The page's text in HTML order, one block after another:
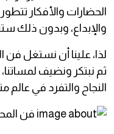
الحضارات والأفكار
والإبداع، وبدون ذلك
لذا، علينا أن نستغل فن
ثم نبتكر ونضيف
النجاح والتفرد في عالم